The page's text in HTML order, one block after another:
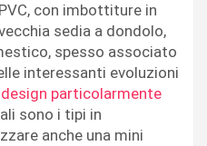
con imbottiture in
sedia a dondolo,
spesso associato
interessanti evoluzioni
particolarmente
sono i tipi in
anche una mini